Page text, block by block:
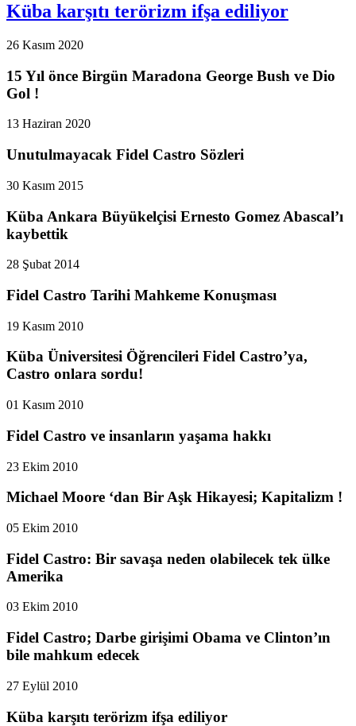
Küba karşıtı terörizm ifşa ediliyor
26 Kasım 2020
15 Yıl önce Birgün Maradona George Bush ve Dio
Gol !
13 Haziran 2020
Unutulmayacak Fidel Castro Sözleri
30 Kasım 2015
Küba Ankara Büyükelçisi Ernesto Gomez Abascal’ı
kaybettik
28 Şubat 2014
Fidel Castro Tarihi Mahkeme Konuşması
19 Kasım 2010
Küba Üniversitesi Öğrencileri Fidel Castro’ya,
Castro onlara sordu!
01 Kasım 2010
Fidel Castro ve insanların yaşama hakkı
23 Ekim 2010
Michael Moore ‘dan Bir Aşk Hikayesi; Kapitalizm !
05 Ekim 2010
Fidel Castro: Bir savaşa neden olabilecek tek ülke
Amerika
03 Ekim 2010
Fidel Castro; Darbe girişimi Obama ve Clinton’ın
bile mahkum edecek
27 Eylül 2010
Küba karşıtı terörizm ifşa ediliyor